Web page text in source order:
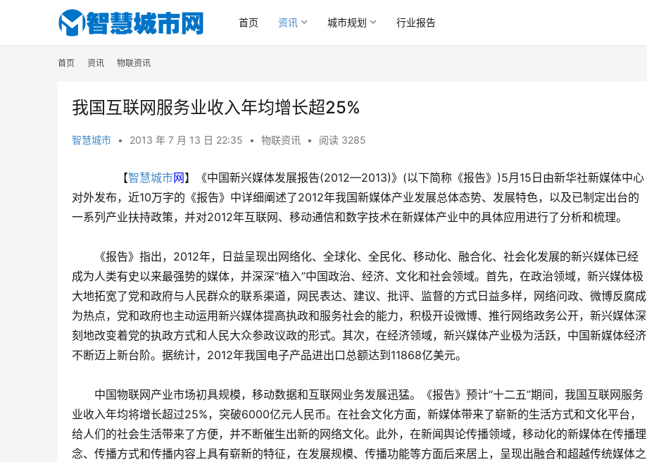
首页 资讯 城市规划 行业报告
首页 资讯 物联资讯
我国互联网服务业收入年均增长超25%
智慧城市 • 2013 年 7 月 13 日 22:35 • 物联资讯 • 阅读 3285
【智慧城市网】《中国新兴媒体发展报告(2012—2013)》(以下简称《报告》)5月15日由新华社新媒体中心
对外发布，近10万字的《报告》中详细阐述了2012年我国新媒体产业发展总体态势、发展特色，以及已制定出台的
一系列产业扶持政策，并对2012年互联网、移动通信和数字技术在新媒体产业中的具体应用进行了分析和梳理。
《报告》指出，2012年，日益呈现出网络化、全球化、全民化、移动化、融合化、社会化发展的新兴媒体已经
成为人类有史以来最强势的媒体，并深深“植入”中国政治、经济、文化和社会领域。首先，在政治领域，新兴媒体极
大地拓宽了党和政府与人民群众的联系渠道，网民表达、建议、批评、监督的方式日益多样，网络问政、微博反腐成
为热点，党和政府也主动运用新兴媒体提高执政和服务社会的能力，积极开设微博、推行网络政务公开，新兴媒体深
刻地改变着党的执政方式和人民大众参政议政的形式。其次，在经济领域，新兴媒体产业极为活跃，中国新媒体经济
不断迈上新台阶。据统计，2012年我国电子产品进出口总额达到11868亿美元。
中国物联网产业市场初具规模，移动数据和互联网业务发展迅猛。《报告》预计“十二五”期间，我国互联网服务
业收入年均将增长超过25%，突破6000亿元人民币。在社会文化方面，新媒体带来了崭新的生活方式和文化平台，
给人们的社会生活带来了方便，并不断催生出新的网络文化。此外，在新闻舆论传播领域，移动化的新媒体在传播理
念、传播方式和传播内容上具有崭新的特征，在发展规模、传播功能等方面后来居上，呈现出融合和超越传统媒体之